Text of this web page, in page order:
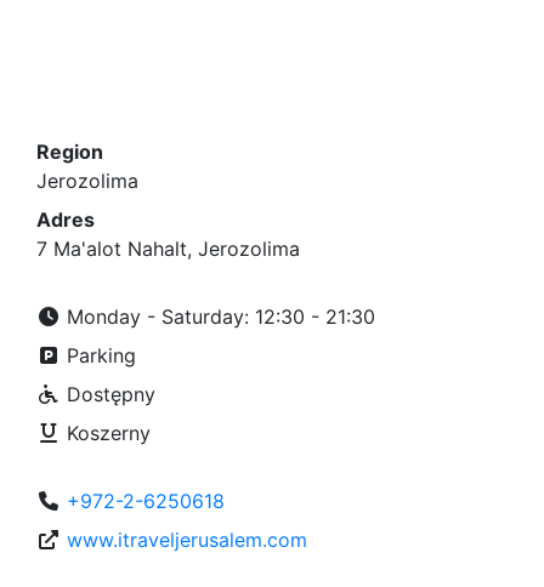
Region
Jerozolima
Adres
7 Ma'alot Nahalt, Jerozolima
Monday - Saturday: 12:30 - 21:30
Parking
Dostępny
Koszerny
+972-2-6250618
www.itraveljerusalem.com